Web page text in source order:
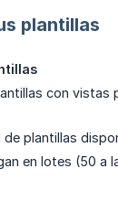
plantillas
con vistas
plantillas
en lotes (50 a